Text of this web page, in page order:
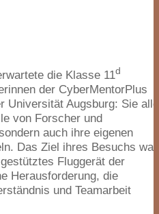
die Klasse 11d
der CyberMentorPlus
Universität Augsburg: Sie alle
von Forscher und
auch ihre eigenen
Das Ziel ihres Besuchs war
Fluggerät der
Herausforderung, die
und Teamarbeit